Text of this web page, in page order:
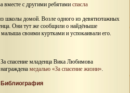
с другими ребятами спасла
школы домой. Возле одного из девятиэтажных
Они тут же сообщили о найдёныше
своими куртками и успокаивали его.
За спасение младенца Вика Любимова
награждена медалью «За спасение жизни»
Библиография